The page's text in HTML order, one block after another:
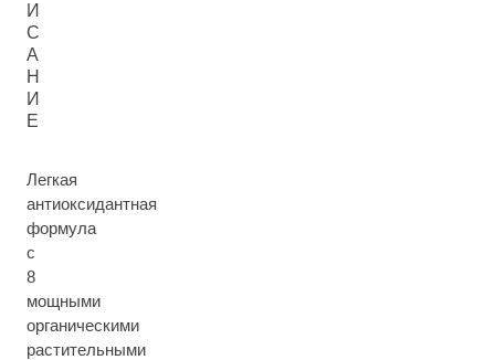
И
С
А
Н
И
Е
Легкая
антиоксидантная
формула
с
8
мощными
органическими
растительными